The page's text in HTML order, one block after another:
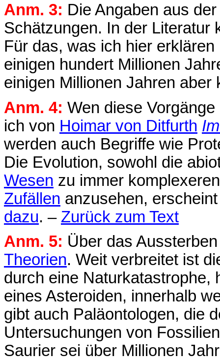
Anm. 3: Die Angaben aus
Schätzungen. In der Literatur
Für das, was ich hier
einigen hundert Millionen
einigen Millionen Jahren
Anm. 4: Wen diese
ich von Hoimar von Ditfurth
werden auch Begriffe wie
Die Evolution, sowohl die
Wesen zu immer
Zufällen anzusehen,
dazu. – Zurück zum Text
Anm. 5: Über das
Theorien. Weit verbreitet ist
durch eine Naturkatastrophe,
eines Asteroiden, innerhalb
gibt auch Paläontologen, die
Untersuchungen von
Saurier sei über Millionen